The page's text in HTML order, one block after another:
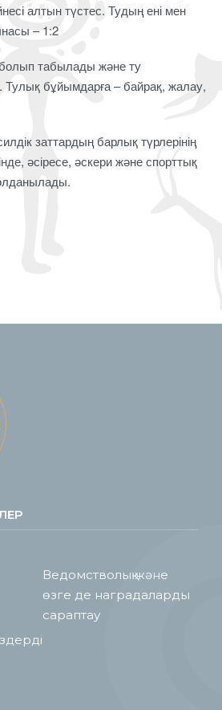
алтын түстес. Тудың ені мен
– 1:2
болып табылады және ту
бұйымдарға – байрақ, жалау,
заттардың барлық түрлерінің
әсіресе, әскери және спорттық
Ведомстволық және
өзге де наградаларды
сараптау